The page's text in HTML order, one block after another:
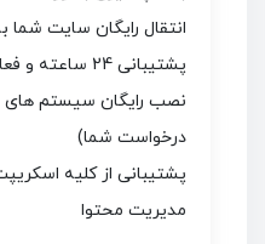
انتقال رایگان سایت
پشتیبانی 24 ساعته و فعال
نصب رایگان سیستم های
درخواست شما)
پشتیبانی از کلیه
مدیریت محتوا